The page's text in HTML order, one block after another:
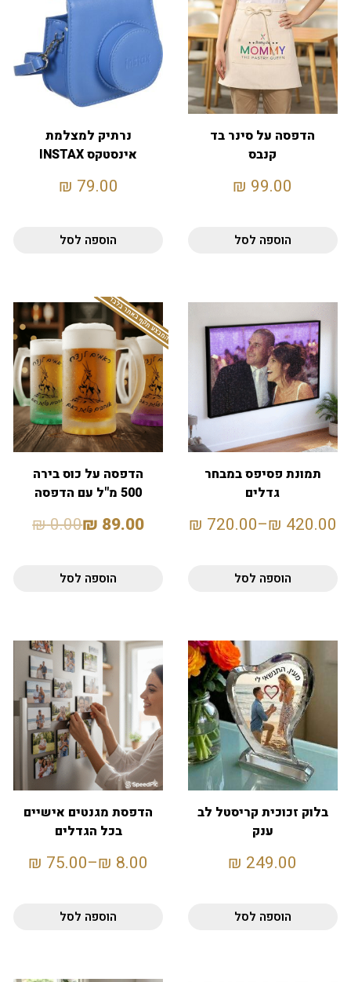
הדפסה על סינר בד
קנבס
99.00
₪
הוספה לסל
נרתיק למצלמת
אינסטקס INSTAX
79.00
₪
הוספה לסל
תמונת פסיפס במבחר
גדלים
420.00
₪
–
720.00
₪
הוספה לסל
המבצע תקף באתר בלבד
הדפסה על כוס בירה
500 מ"ל עם הדפסה
89.00
₪
0.00
₪
הוספה לסל
בלוק זכוכית קריסטל לב
ענק
249.00
₪
הוספה לסל
הדפסת מגנטים אישיים
בכל הגדלים
8.00
₪
–
75.00
₪
הוספה לסל